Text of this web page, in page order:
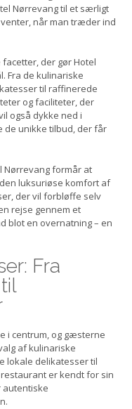
Nørrevang til et særligt
når man træder ind
der gør Hotel
Fra de kulinariske
til raffinerede
og faciliteter, der
også dykke ned i
de unikke tilbud, der får
Nørrevang formår at
luksuriøse komfort af
der vil forbløffe selv
rejse gennem et
blot en overnatning – en
Fra
i centrum, og gæsterne
af kulinariske
lokale delikatesser til
er kendt for sin
autentiske